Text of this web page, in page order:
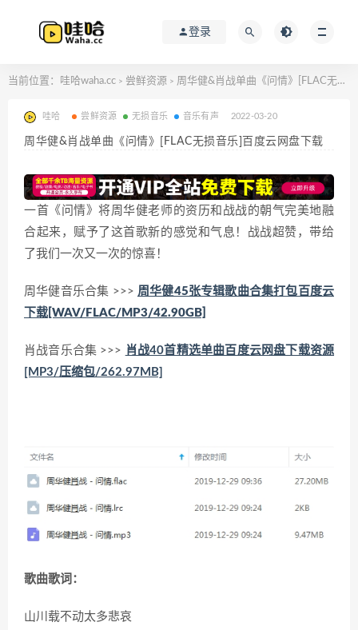
登录
当前位置： 哇哈waha.cc > 尝鲜资源 > 周华健&肖战单曲《问情》[FLAC无损音乐]百度云网盘下载
哇哈 尝鲜资源 无损音乐 音乐有声 2022-03-20
周华健&肖战单曲《问情》[FLAC无损音乐]百度云网盘下载
一首《问情》将周华健老师的资历和战战的朝气完美地融
合起来，赋予了这首歌新的感觉和气息！战战超赞，带给
了我们一次又一次的惊喜！
周华健音乐合集 >>> 周华健45张专辑歌曲合集打包百度云
下载[WAV/FLAC/MP3/42.90GB]
肖战音乐合集 >>> 肖战40首精选单曲百度云网盘下载资源
[MP3/压缩包/262.97MB]
歌曲歌词：
山川载不动太多悲哀